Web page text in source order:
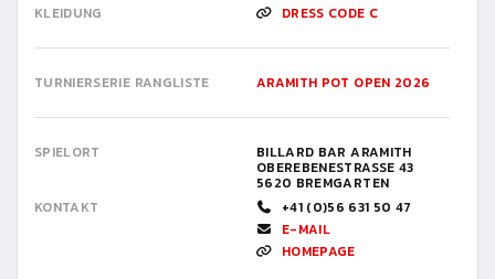
KLEIDUNG
DRESS CODE C
TURNIERSERIE RANGLISTE ARAMITH POT OPEN 2026
SPIELORT BILLARD BAR ARAMITH
OBEREBENESTRASSE 43
5620 BREMGARTEN
KONTAKT
+41 (0)56 631 50 47
E-MAIL
HOMEPAGE